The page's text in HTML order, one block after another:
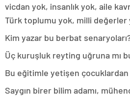
vicdan yok, insanlık yok, aile
Türk toplumu yok, milli değerler
Kim yazar bu berbat
Üç kuruşluk reyting uğruna mı
Bu eğitimle yetişen çocuklardan
Saygın birer bilim adamı,